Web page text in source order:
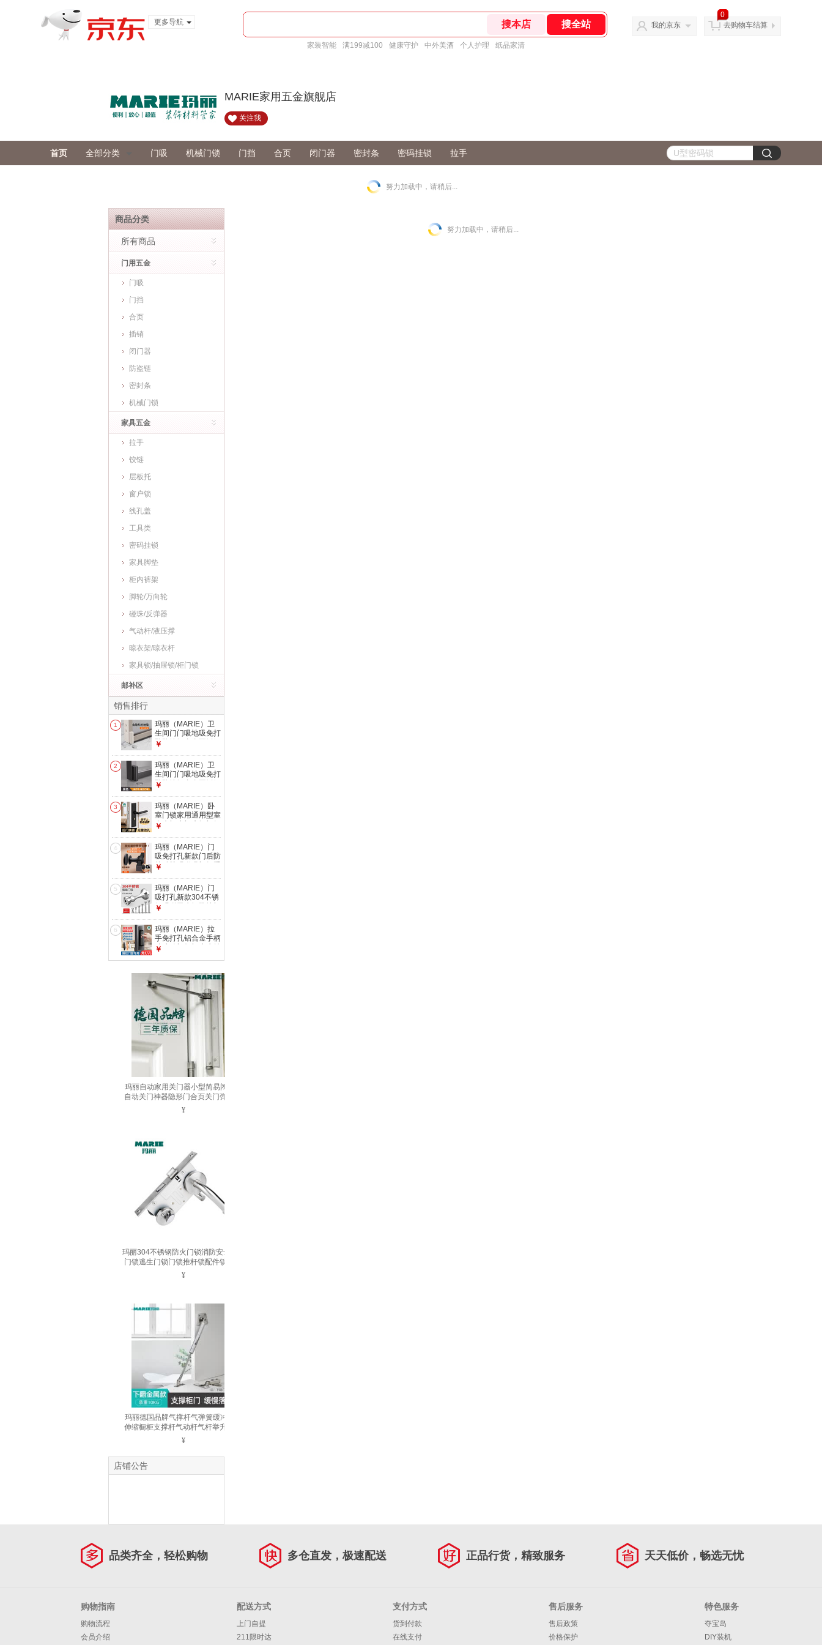
更多导航
家装智能 满199减100 健康守护 中外美酒 个人护理 纸品家清
我的京东
0
去购物车结算
MARIE家用五金旗舰店
关注我
首页 全部分类 门吸 机械门锁 门挡 合页 闭门器 密封条 密码挂锁 拉手
努力加载中，请稍后...
商品分类
所有商品
门用五金
门吸
门挡
合页
插销
闭门器
防盗链
密封条
机械门锁
家具五金
拉手
铰链
层板托
窗户锁
线孔盖
工具类
密码挂锁
家具脚垫
柜内裤架
脚轮/万向轮
碰珠/反弹器
气动杆/液压撑
晾衣架/晾衣杆
家具锁/抽屉锁/柜门锁
邮补区
销售排行
1
玛丽（MARIE）卫
生间门门吸地吸免打
孔防撞铝合金不锈钢
形地 1.0【超薄强
磁】极窄门吸奶白1
只 其他
￥
2
玛丽（MARIE）卫
生间门门吸地吸免打
孔防撞铝合金不锈钢
形地 1.0【极薄强
磁】极窄门吸黑色1
只 其他
￥
3
玛丽（MARIE）卧
室门锁家用通用型室
内木门房门房间门把
整套 【黑色A款】
125锁体-舌距60 通
用型
￥
4
玛丽（MARIE）门
吸免打孔新款门后防
撞硅胶强磁吸门把手
挡器 【磁吸短款】
黑色高5.8cm1只 其
他
￥
5
玛丽（MARIE）门
吸打孔新款304不锈
钢强磁卫生间防撞门
加长 总长9.8厘米
【201不锈钢】 磁力
更强
￥
6
玛丽（MARIE）拉
手免打孔铝合金手柄
玻璃移门柜门窗户抽
合金黑-200*40 1只
无规格
￥
玛丽自动家用关门器小型简易闭门器
自动关门神器隐形门合页关门弹簧 滚
轮2.0-大号-珍珠色
¥
玛丽304不锈钢防火门锁消防安全通道
门锁逃生门锁门锁推杆锁配件锁芯 不
互开锁芯
¥
玛丽德国品牌气撑杆气弹簧缓冲液压
伸缩橱柜支撑杆气动杆气杆举升器 下
翻门 10kg 银灰
¥
店铺公告
努力加载中，请稍后...
品类齐全，轻松购物 多仓直发，极速配送 正品行货，精致服务 天天低价，畅选无忧
购物指南
购物流程
会员介绍
配送方式
上门自提
211限时达
支付方式
货到付款
在线支付
售后服务
售后政策
价格保护
特色服务
夺宝岛
DIY装机